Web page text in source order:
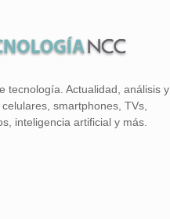
tecnología. Actualidad, análisis y
smartphones, TVs,
inteligencia artificial y más.